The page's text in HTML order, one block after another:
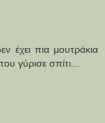
έχει πια μουτράκια
γύρισε σπίτι...